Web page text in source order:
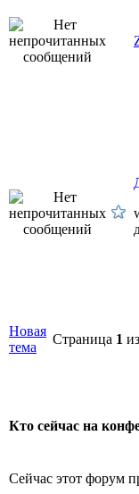
Новая
тема
Страница 1 из
Кто сейчас на
Сейчас этот форум